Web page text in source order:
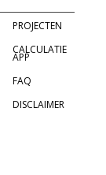
PROJECTEN
CALCULATIE
APP
FAQ
DISCLAIMER